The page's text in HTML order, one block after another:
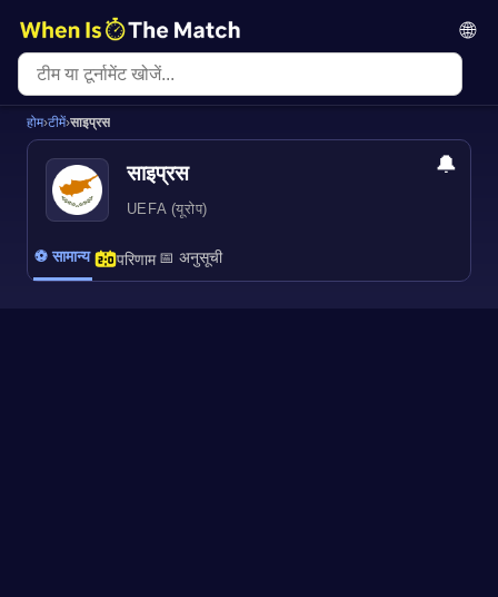
🌐
होम›टीमें›साइप्रस
साइप्रस
UEFA (यूरोप)
🔔
⚽ सामान्य परिणाम 📅 अनुसूची